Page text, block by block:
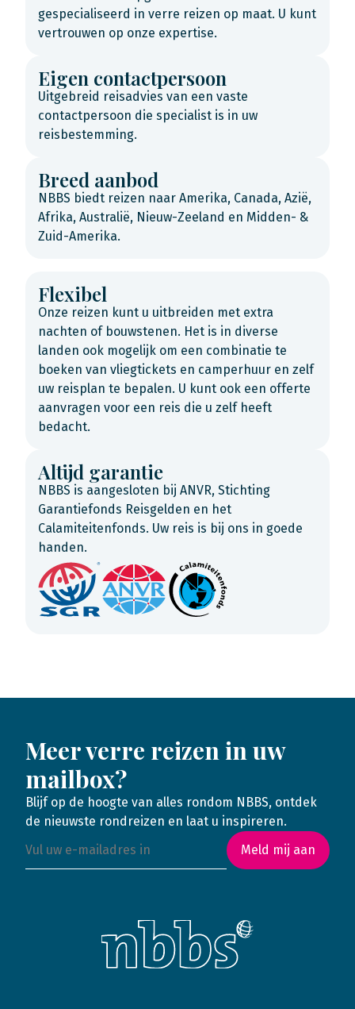
gespecialiseerd in verre reizen op maat. U kunt
vertrouwen op onze expertise.
Eigen contactpersoon
Uitgebreid reisadvies van een vaste
contactpersoon die specialist is in uw
reisbestemming.
Breed aanbod
NBBS biedt reizen naar Amerika, Canada, Azië,
Afrika, Australië, Nieuw-Zeeland en Midden- &
Zuid-Amerika.
Flexibel
Onze reizen kunt u uitbreiden met extra
nachten of bouwstenen. Het is in diverse
landen ook mogelijk om een combinatie te
boeken van vliegtickets en camperhuur en zelf
uw reisplan te bepalen. U kunt ook een offerte
aanvragen voor een reis die u zelf heeft
bedacht.
Altijd garantie
NBBS is aangesloten bij ANVR, Stichting
Garantiefonds Reisgelden en het
Calamiteitenfonds. Uw reis is bij ons in goede
handen.
Meer verre reizen in uw
mailbox?
Blijf op de hoogte van alles rondom NBBS, ontdek
de nieuwste rondreizen en laat u inspireren.
Meld mij aan